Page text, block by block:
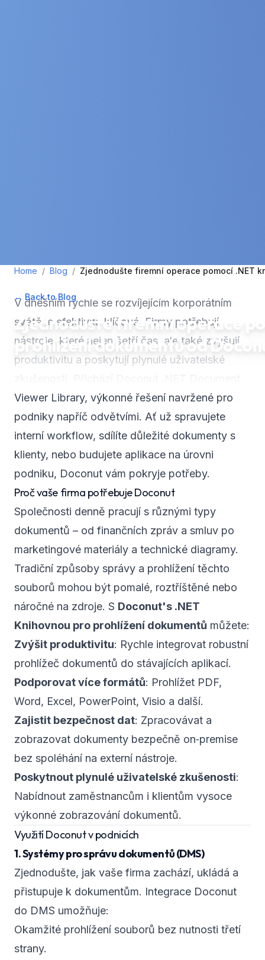
Home / Blog / Zjednodušte firemní operace pomocí .NET
← Back to Blog December 20, 2024 min read
Zjednodušte firemní operace
prohlížení dokumentů od
V dnešním rychle se rozvíjejícím korporátním
světě je efektivita klíčová. Firmy potřebují
nástroje, které nejen šetří čas, ale také zvyšují
produktivitu a poskytují plynulé uživatelské
Viewer Library, výkonné řešení navržené pro
podniky napříč odvětvími. Ať už spravujete
interní workflow, sdílíte důležité dokumenty s
klienty, nebo budujete aplikace na úrovni
podniku, Doconut vám pokryje potřeby.
Proč vaše firma potřebuje Doconut
Společnosti denně pracují s různými typy
dokumentů – od finančních zpráv a smluv po
marketingové materiály a technické diagramy.
Tradiční způsoby správy a prohlížení těchto
souborů mohou být pomalé, roztříštěné nebo
náročné na zdroje. S Doconut's .NET
Knihovnou pro prohlížení dokumentů můžete:
Zvýšit produktivitu: Rychle integrovat robustní
prohlížeč dokumentů do stávajících aplikací.
Podporovat více formátů: Prohlížet PDF,
Word, Excel, PowerPoint, Visio a další.
Zajistit bezpečnost dat: Zpracovávat a
zobrazovat dokumenty bezpečně on‑premise
bez spoléhání na externí nástroje.
Poskytnout plynulé uživatelské zkušenosti:
Nabídnout zaměstnancům i klientům vysoce
výkonné zobrazování dokumentů.
Využití Doconut v podnicích
1. Systémy pro správu dokumentů (DMS)
Zjednodušte, jak vaše firma zachází, ukládá a
přistupuje k dokumentům. Integrace Doconut
do DMS umožňuje:
Okamžité prohlížení souborů bez nutnosti třetí
strany.